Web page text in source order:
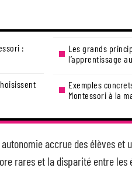
:
Les grands
l’apprentissage
Exemples
Montessori à la
accrue des élèves et
rares et la disparité entre